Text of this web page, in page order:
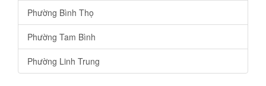
Phường Bình Thọ
Phường Tam Bình
Phường Linh Trung